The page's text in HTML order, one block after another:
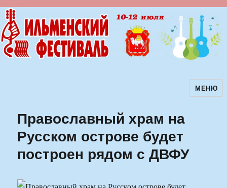
Ильменский фестиваль авторскойМЕНЮ
Православный храм на
Русском острове будет
построен рядом с ДВФУ